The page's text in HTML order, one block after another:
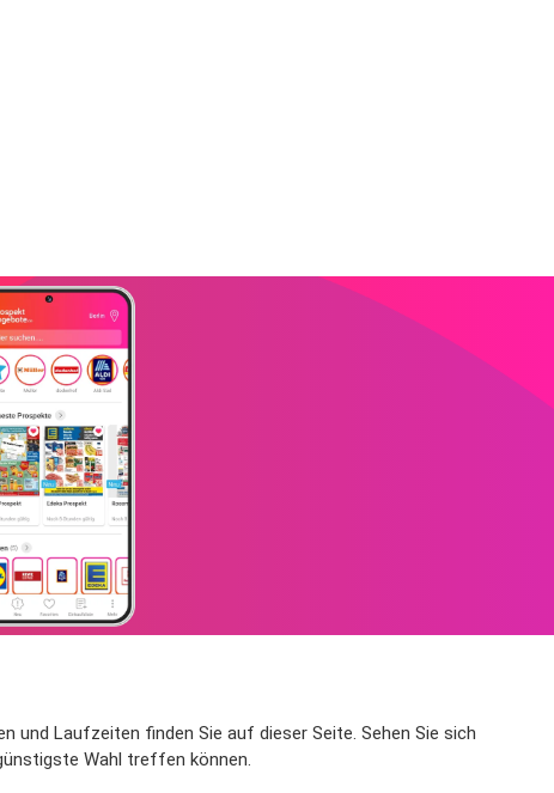
und Laufzeiten finden Sie auf dieser Seite. Sehen Sie sich
Wahl treffen können.